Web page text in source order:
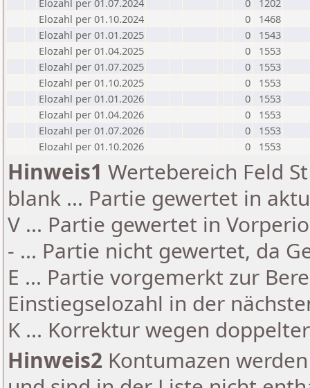
Elozahl per 01.07.2024
0
1202
Elozahl per 01.10.2024
0
1468
Elozahl per 01.01.2025
0
1543
Elozahl per 01.04.2025
0
1553
Elozahl per 01.07.2025
0
1553
Elozahl per 01.10.2025
0
1553
Elozahl per 01.01.2026
0
1553
Elozahl per 01.04.2026
0
1553
Elozahl per 01.07.2026
0
1553
Elozahl per 01.10.2026
0 1553
Hinweis1 Wertebereich Feld
blank ... Partie gewertet in
V ... Partie gewertet in
- ... Partie nicht gewertet, da
E ... Partie vorgemerkt zur
Einstiegselozahl in der
K ... Korrektur wegen
Hinweis2 Kontumazen